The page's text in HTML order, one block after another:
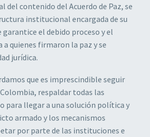
del contenido del Acuerdo de Paz, se
institucional encargada de su
el debido proceso y el
a quienes firmaron la paz y se
jurídica.
que es imprescindible seguir
respaldar todas las
para llegar a una solución política y
armado y los mecanismos
por parte de las instituciones e